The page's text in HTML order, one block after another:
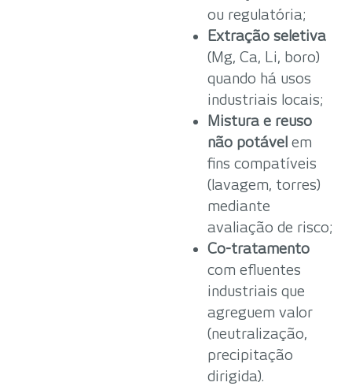
ou regulatória;
Extração seletiva
(Mg, Ca, Li, boro)
quando há usos
industriais locais;
Mistura e reuso
não potável em
fins compatíveis
(lavagem, torres)
mediante
avaliação de risco;
Co-tratamento
com efluentes
industriais que
agreguem valor
(neutralização,
precipitação
dirigida).